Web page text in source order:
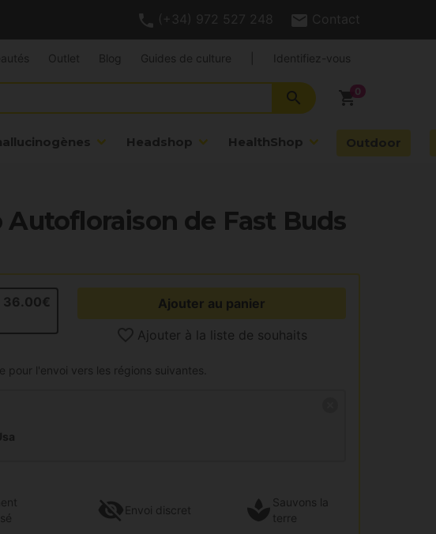
(+34) 972 527 248 Contact
shopping_cart
search
Headshop HealthShop Outdoor
Outlet Blog Guides de culture Identifiez-vous
de Fast Buds
36.00€
Ajouter au panier
Ajouter à la liste de souhaits
pour l'envoi vers les régions suivantes.
Envoi discret
Sauvons la
terre